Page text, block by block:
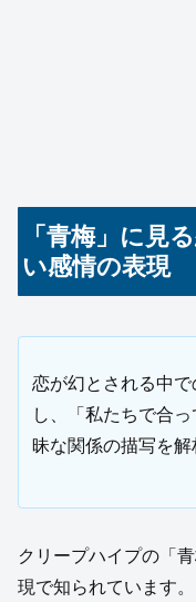
「青梅」に見
い感情の表現
恋が幻とされる中
し、「私たちで合
昧な関係の描写を解
クリープハイプの「
現で知られています。